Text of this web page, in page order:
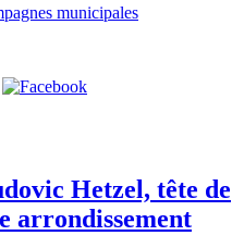
municipales
Hetzel, tête de
arrondissement